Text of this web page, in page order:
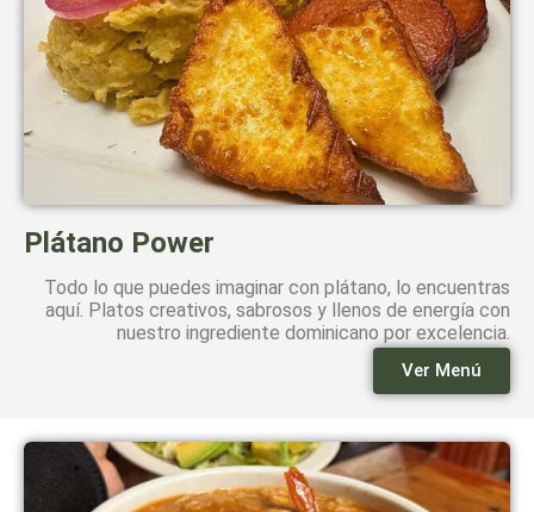
Plátano Power
Todo lo que puedes imaginar con plátano, lo encuentras
aquí. Platos creativos, sabrosos y llenos de energía con
nuestro ingrediente dominicano por excelencia.
Ver Menú